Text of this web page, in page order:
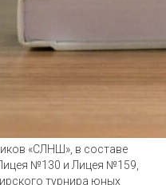
«СЛНШ», в составе
№130 и Лицея №159,
турнира юных